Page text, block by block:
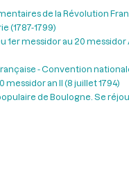
de la Révolution
(1787-1799)
1er messidor au 20 messidor
- Convention
messidor an II (8 juillet 1794)
de Boulogne. Se